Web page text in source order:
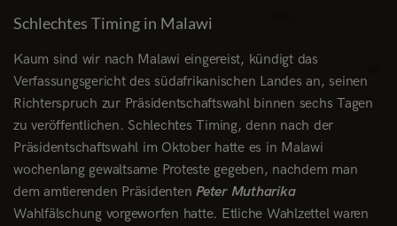
Schlechtes Timing in Malawi
Kaum sind wir nach Malawi eingereist, kündigt das
Verfassungsgericht des südafrikanischen Landes an, seinen
Richterspruch zur Präsidentschaftswahl binnen sechs Tagen
zu veröffentlichen. Schlechtes Timing, denn nach der
Präsidentschaftswahl im Oktober hatte es in Malawi
wochenlang gewaltsame Proteste gegeben, nachdem man
dem amtierenden Präsidenten Peter Mutharika
Wahlfälschung vorgeworfen hatte. Etliche Wahlzettel waren